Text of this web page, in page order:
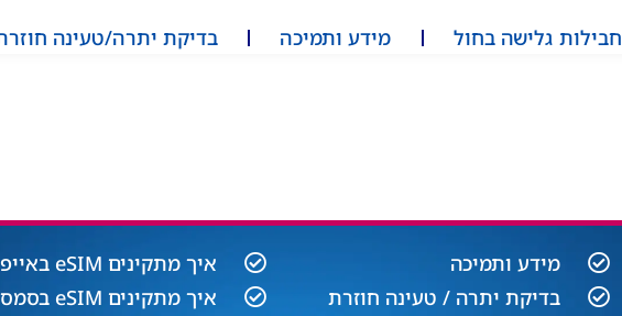
חבילות גלישה בחול מידע ותמיכה בדיקת יתרה/טעינה
מידע ותמיכה
בדיקת יתרה / טעינה חוזרת
איך מתקינים eSIM באייפון
איך מתקינים eSIM בסמסונג